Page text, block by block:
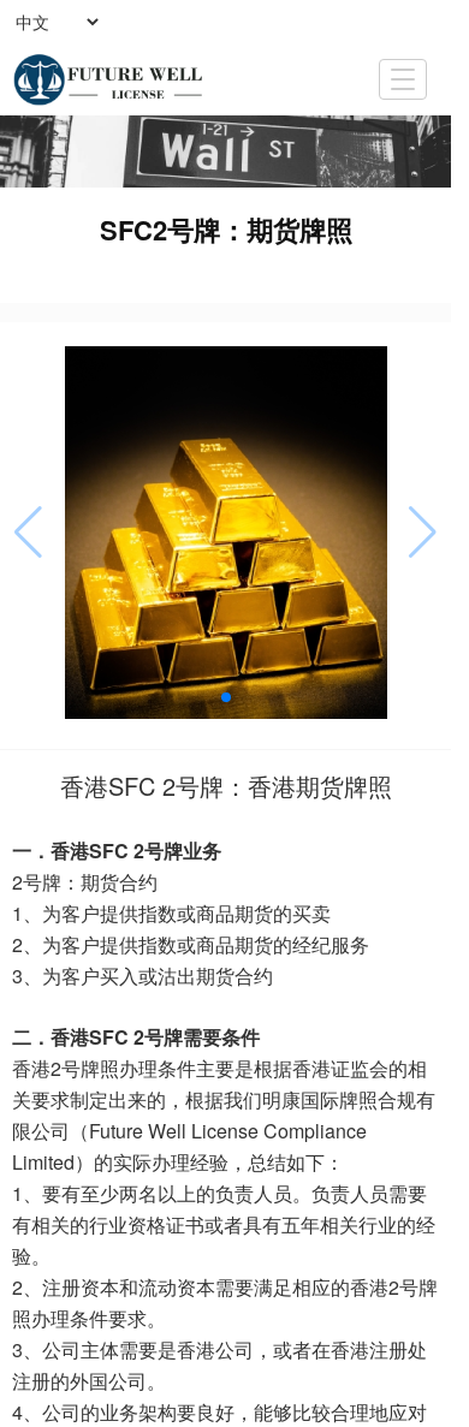
T
o
g
g
SFC2号牌：期货牌照
香港SFC 2号牌：香港期货牌照
一．香港SFC 2号牌业务
2号牌：期货合约
1、为客户提供指数或商品期货的买卖
2、为客户提供指数或商品期货的经纪服务
3、为客户买入或沽出期货合约
二．香港SFC 2号牌需要条件
香港2号牌照办理条件主要是根据香港证监会的相
关要求制定出来的，根据我们明康国际牌照合规有
限公司（Future Well License Compliance
Limited）的实际办理经验，总结如下：
1、要有至少两名以上的负责人员。负责人员需要
有相关的行业资格证书或者具有五年相关行业的经
验。
2、注册资本和流动资本需要满足相应的香港2号牌
照办理条件要求。
3、公司主体需要是香港公司，或者在香港注册处
注册的外国公司。
4、公司的业务架构要良好，能够比较合理地应对